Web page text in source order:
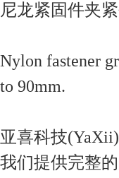
尼龙紧固件夹
Nylon fastener
to 90mm.
亚喜科技
我们提供完整